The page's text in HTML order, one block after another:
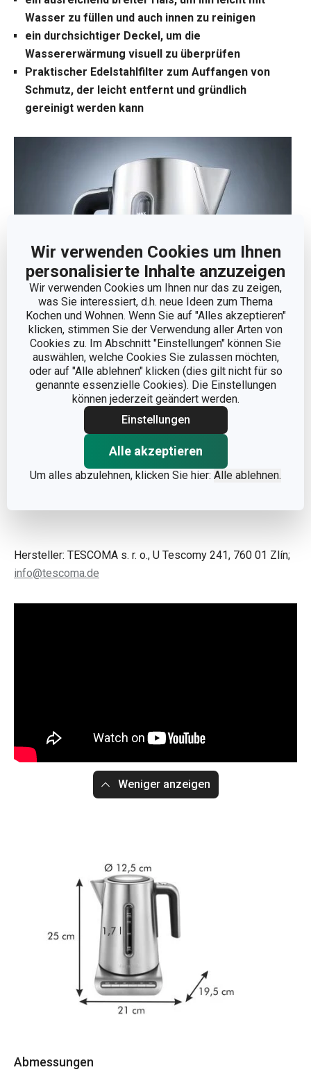
Wir verwenden Cookies um Ihnen
personalisierte Inhalte anzuzeigen
Wir verwenden Cookies um Ihnen nur das zu zeigen,
was Sie interessiert, d.h. neue Ideen zum Thema
Kochen und Wohnen. Wenn Sie auf "Alles akzeptieren"
klicken, stimmen Sie der Verwendung aller Arten von
Cookies zu. Im Abschnitt "Einstellungen" können Sie
auswählen, welche Cookies Sie zulassen möchten,
oder auf "Alle ablehnen" klicken (dies gilt nicht für so
genannte essenzielle Cookies). Die Einstellungen
können jederzeit geändert werden.
Einstellungen
Alle akzeptieren
Um alles abzulehnen, klicken Sie hier: Alle ablehnen.
Wasser zu füllen und auch innen zu reinigen
ein durchsichtiger Deckel, um die
Wassererwärmung visuell zu überprüfen
Praktischer Edelstahlfilter zum Auffangen von
Schmutz, der leicht entfernt und gründlich
gereinigt werden kann
Eine doppelseitige Messskala und ein
, das dafür sorgt, dass die Sicherung
bei Überhitzung, Leerlauf oder Entfernen vom Sockel
Hersteller: TESCOMA s. r. o., U Tescomy 241, 760 01 Zlín;
info@tescoma.de
Weniger anzeigen
Abmessungen